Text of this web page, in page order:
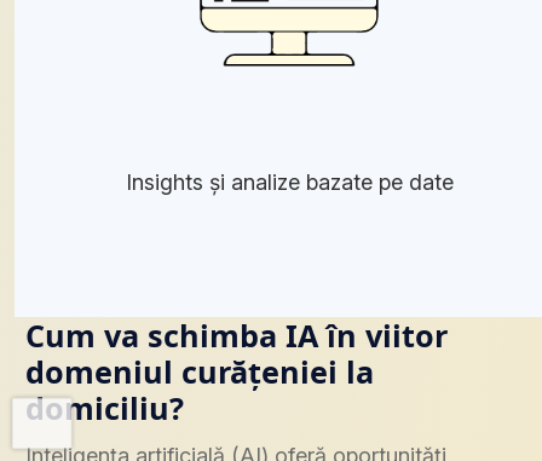
Insights și analize bazate pe date
Cum va schimba IA în viitor
domeniul curățeniei la
domiciliu?
Inteligența artificială (AI) oferă oportunități